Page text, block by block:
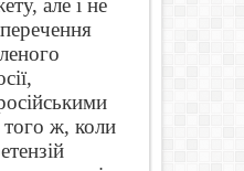
але і не
ж, коли